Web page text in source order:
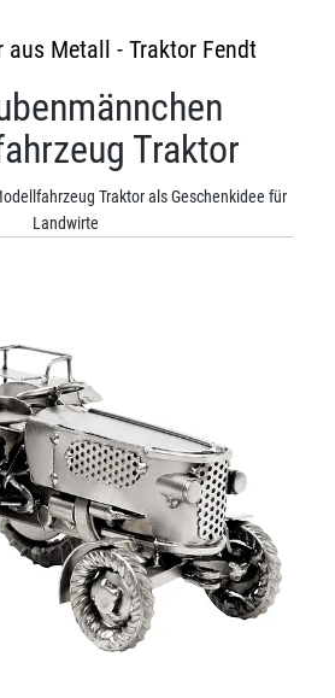
Metall - Traktor Fendt
Traktor
Traktor als Geschenkidee für
Landwirte